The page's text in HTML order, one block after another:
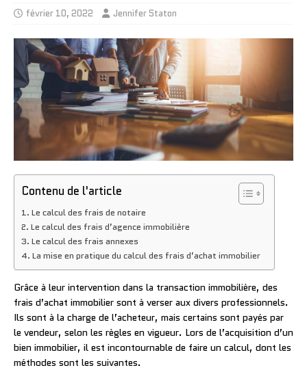
février 10, 2022 Jennifer Staton
Contenu de l'article
Le calcul des frais de notaire
Le calcul des frais d’agence immobilière
Le calcul des frais annexes
La mise en pratique du calcul des frais d’achat immobilier
Grâce à leur intervention dans la transaction immobilière, des
frais d’achat immobilier sont à verser aux divers professionnels.
Ils sont à la charge de l’acheteur, mais certains sont payés par
le vendeur, selon les règles en vigueur. Lors de l’acquisition d’un
bien immobilier, il est incontournable de faire un calcul, dont les
méthodes sont les suivantes.